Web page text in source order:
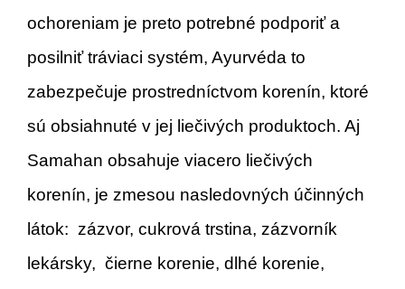
ochoreniam je preto potrebné podporiť a
posilniť tráviaci systém, Ayurvéda to
zabezpečuje prostredníctvom korenín, ktoré
sú obsiahnuté v jej liečivých produktoch. Aj
Samahan obsahuje viacero liečivých
korenín, je zmesou nasledovných účinných
látok: zázvor, cukrová trstina, zázvorník
lekársky, čierne korenie, dlhé korenie,